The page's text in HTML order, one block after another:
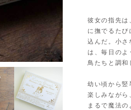
3 /6
彼女の指先は
に撫でるたび
込んだ。小さ
は、毎日のよ
鳥たちと調和
幼い頃から竪
楽しみながら
まるで魔法